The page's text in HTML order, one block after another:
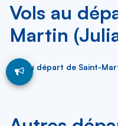
Vols au
Martin
Vol au départ de Saint-